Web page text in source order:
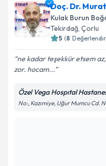
Prof. Dr. Atila
oluşturun. Size bu
takvim
Kişisel verilerimin
Metni'ni okudum
Doç. Dr.
Kulak Burun
Tekirdağ, Çorlu
5 (8
ne kadar teşekkür etsem
zor. hocam...
Özel Vega Hospıtal
No:, Kazımiye, Uğur Mumcu